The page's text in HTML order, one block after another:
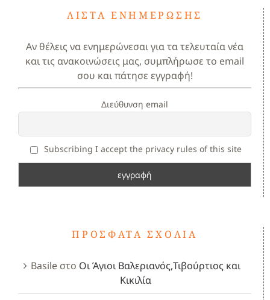
ΛΊΣΤΑ ΕΝΗΜΈΡΩΣΗΣ
Αν θέλεις να ενημερώνεσαι για τα τελευταία νέα
και τις ανακοινώσεις μας, συμπλήρωσε το email
σου και πάτησε εγγραφή!
Διεύθυνση email
Subscribing I accept the privacy rules of this site
ΠΡΌΣΦΑΤΑ ΣΧΌΛΙΑ
Basileστο Οι Άγιοι Βαλεριανός,Τιβούρτιος και
Κικιλία